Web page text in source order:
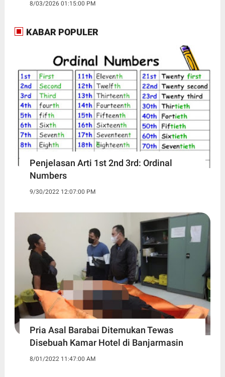
8/03/2026 01:15:00 PM
KABAR POPULER
Penjelasan Arti 1st 2nd 3rd: Ordinal
Numbers
9/30/2022 12:07:00 PM
Pria Asal Barabai Ditemukan Tewas
Disebuah Kamar Hotel di Banjarmasin
8/01/2022 11:47:00 AM